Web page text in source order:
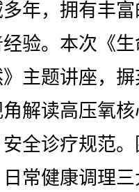
年，拥有丰
验。本次《
主题讲座，
解读高压氧
全诊疗规范
常健康调理